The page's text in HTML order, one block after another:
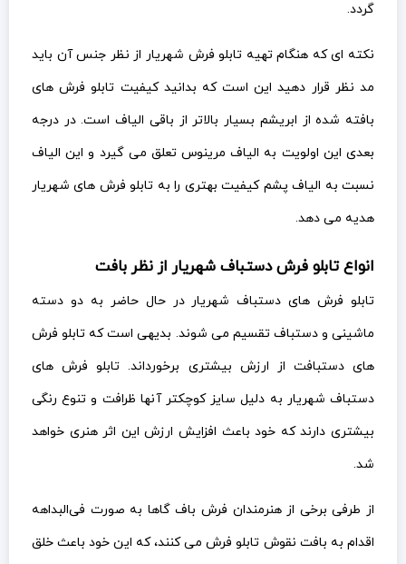
گردد.
نکته ای که هنگام تهیه تابلو فرش شهریار از نظر جنس آن باید
مد نظر قرار دهید این است که بدانید کیفیت تابلو فرش های
بافته شده از ابریشم بسیار بالاتر از باقی الیاف است. در درجه
بعدی این اولویت به الیاف مرینوس تعلق می گیرد و این الیاف
نسبت به الیاف پشم کیفیت بهتری را به تابلو فرش های شهریار
هدیه می دهد.
انواع تابلو فرش دستباف شهریار از نظر بافت
تابلو فرش های دستباف شهریار در حال حاضر به دو دسته
ماشینی و دستباف تقسیم می شوند. بدیهی است که تابلو فرش
های دستبافت از ارزش بیشتری برخورداند. تابلو فرش های
دستباف شهریار به دلیل سایز کوچکتر آنها ظرافت و تنوع رنگی
بیشتری دارند که خود باعث افزایش ارزش این اثر هنری خواهد
شد.
از طرفی برخی از هنرمندان فرش باف گاها به صورت فی‌البداهه
اقدام به بافت نقوش تابلو فرش می کنند، که این خود باعث خلق